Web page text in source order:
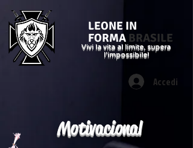
LEONE IN
FORMA BRASILE
Vivi la vita al limite, supera
l'impossibile!
Accedi
Motivacional